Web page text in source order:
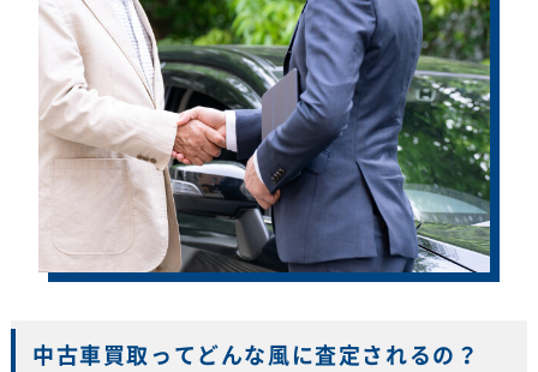
中古車買取ってどんな風に査定されるの？